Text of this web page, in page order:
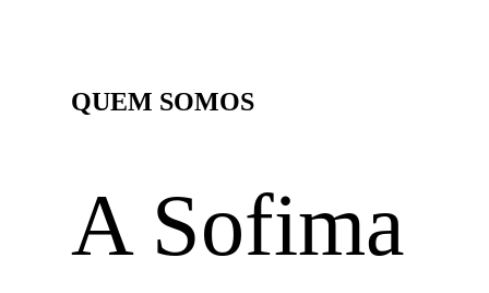
QUEM SOMOS
A Sofima